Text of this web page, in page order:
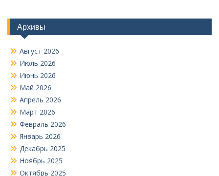
Архивы
Август 2026
Июль 2026
Июнь 2026
Май 2026
Апрель 2026
Март 2026
Февраль 2026
Январь 2026
Декабрь 2025
Ноябрь 2025
Октябрь 2025